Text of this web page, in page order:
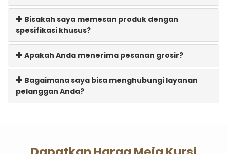
Bisakah saya memesan produk dengan
spesifikasi khusus?
Apakah Anda menerima pesanan grosir?
Bagaimana saya bisa menghubungi layanan
pelanggan Anda?